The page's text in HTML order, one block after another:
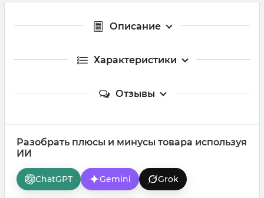
Описание
Характеристики
Отзывы
Разобрать плюсы и минусы товара используя
ИИ
ChatGPT Gemini Grok